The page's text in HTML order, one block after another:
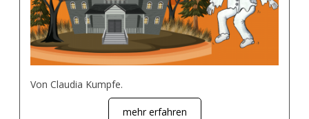
Von Claudia Kumpfe.
mehr erfahren